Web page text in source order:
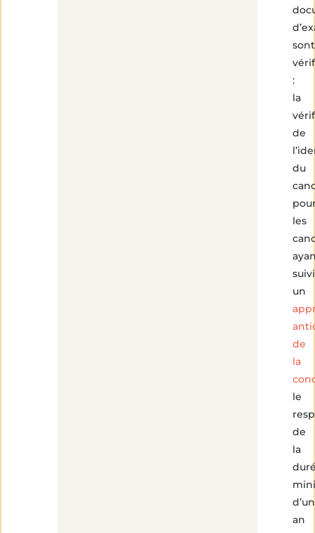
sont
:
la
de
du
les
suivi
un
de
la
le
de
la
d’un
an